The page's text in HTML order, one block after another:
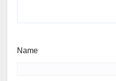
Name